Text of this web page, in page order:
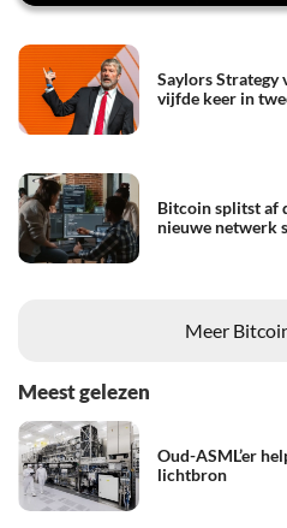
Saylors
vijfde keer in
Bitcoin splitst af
nieuwe netwerk
Meer
Meest gelezen
Oud-ASML’er
lichtbron